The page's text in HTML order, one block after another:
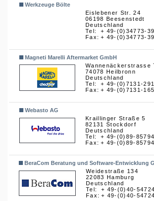
Werkzeuge Bölte
Eislebener Str. 24
06198 Beesenstedt
Deutschland
Tel:
Fax:
+ 49-(0)34773-
+ 49-(0)34773-
Magneti Marelli Aftermarket GmbH
Wannenäckerstrasse
74078 Heilbronn
Deutschland
Tel:
Fax:
+ 49-(0)7131-
+ 49-(0)7131-
Webasto AG
Kraillinger Straße 5
82131 Stockdorf
Deutschland
Tel:
Fax:
+ 49-(0)89-
+ 49-(0)89-
BeraCom Beratung und Software-Entwicklung
Weidestraße 134
22083 Hamburg
Deutschland
Tel:
Fax:
+ 49-(0)40-
+ 49-(0)40-